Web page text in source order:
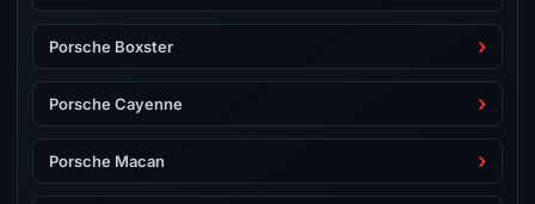
Porsche Boxster
Porsche Cayenne
Porsche Macan